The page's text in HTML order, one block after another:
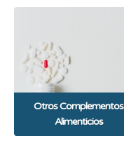
Otros Complementos
Alimenticios